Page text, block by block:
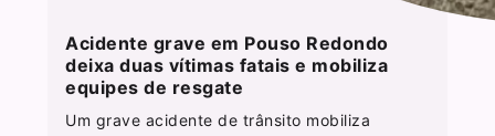
Acidente grave em Pouso Redondo
deixa duas vítimas fatais e mobiliza
equipes de resgate
Um grave acidente de trânsito mobiliza